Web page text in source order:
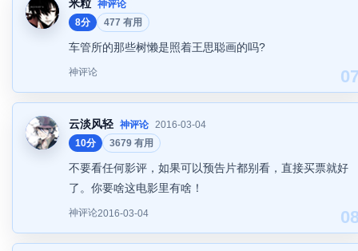
米粒 神评论
8分
477 有用
车管所的那些树懒是照着王思聪画的吗?
神评论
云淡风轻 神评论 2016-03-04
10分
3679 有用
不要看任何影评，如果可以预告片都别看，直接买票就好
了。你要啥这电影里有啥！
神评论2016-03-04